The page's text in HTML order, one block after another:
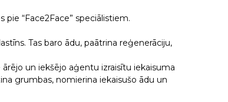
“Face2Face” speciālistiem.
Tas baro ādu, paātrina reģenerāciju,
un iekšējo aģentu izraisītu iekaisuma
grumbas, nomierina iekaisušo ādu un